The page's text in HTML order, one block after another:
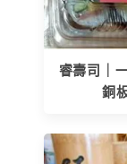
睿壽司｜
銅